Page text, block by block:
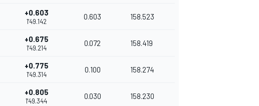
+0.603
1'49.142
0.603 158.523
+0.675
1'49.214
0.072 158.419
+0.775
1'49.314
0.100 158.274
+0.805
1'49.344
0.030 158.230